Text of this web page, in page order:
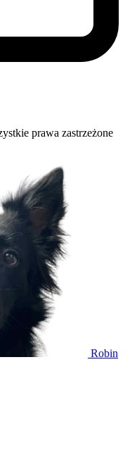
prawa zastrzeżone
Robin